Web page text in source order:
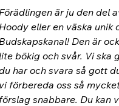
är ju den del
eller en väska unik
Den är
bökig och svår. Vi ska
har och svara så gott
förbereda oss så
snabbare. Du kan